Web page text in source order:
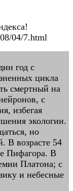
04/7.html
год с
цикла
смертный на
с
избегая
экологии.
но
В возрасте 54
Пифагора. В
Платона; с
и небесные